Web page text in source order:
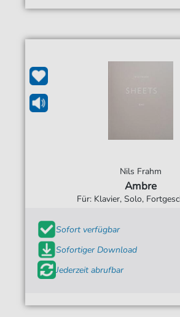
Nils Frahm
Ambre
Für: Klavier, Solo,
Sofort verfügbar
Sofortiger Download
Jederzeit abrufbar